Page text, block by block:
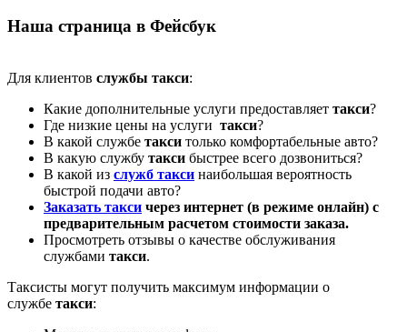
Наша страница в Фейсбук
Для клиентов службы такси:
Какие дополнительные услуги предоставляет такси?
Где низкие цены на услуги такси?
В какой службе такси только комфортабельные авто?
В какую службу такси быстрее всего дозвониться?
В какой из служб такси наибольшая вероятность
быстрой подачи авто?
Заказать такси через интернет (в режиме онлайн) с
предварительным расчетом стоимости заказа.
Просмотреть отзывы о качестве обслуживания
службами такси.
Таксисты могут получить максимум информации о
службе такси: